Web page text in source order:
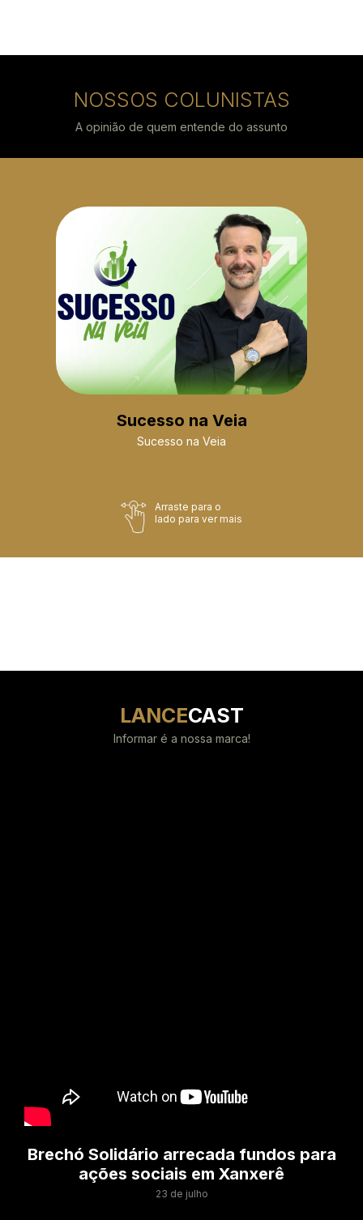
NOSSOS COLUNISTAS
A opinião de quem entende do assunto
Sucesso na Veia
Sucesso na Veia
Arraste para o
lado para ver mais
LANCECAST
Informar é a nossa marca!
Brechó Solidário arrecada fundos para
ações sociais em Xanxerê
23 de julho